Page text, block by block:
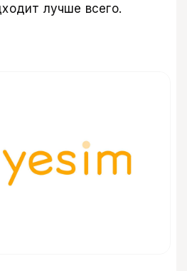
лучше всего.